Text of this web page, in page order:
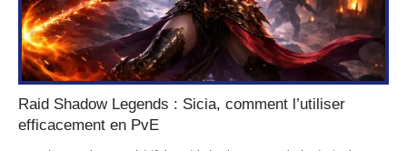
Raid Shadow Legends : Sicia, comment l’utiliser
efficacement en PvE